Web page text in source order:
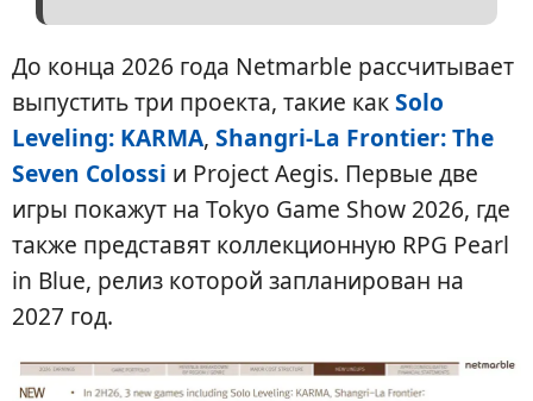
До конца 2026 года Netmarble рассчитывает
выпустить три проекта, такие какSolo
Leveling: KARMA, Shangri-La Frontier: The
Seven Colossi и Project Aegis. Первые две
игры покажут на Tokyo Game Show 2026, где
также представят коллекционную RPG Pearl
in Blue, релиз которой запланирован на
2027 год.